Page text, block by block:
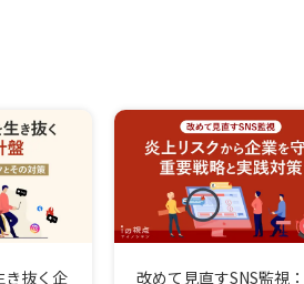
き抜く企
改めて見直すSNS監視